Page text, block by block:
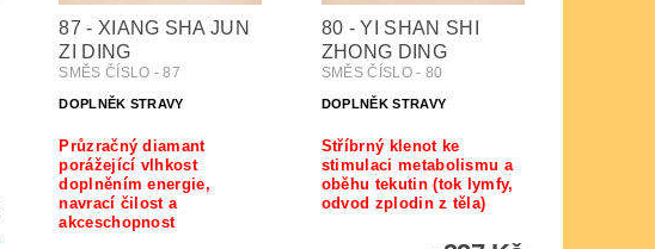
87 - XIANG SHA JUN
ZI DING
SMĚS ČÍSLO - 87
DOPLNĚK STRAVY
Průzračný diamant
porážející vlhkost
doplněním energie,
navrací čilost a
akceschopnost
80 - YI SHAN SHI
ZHONG DING
SMĚS ČÍSLO - 80
DOPLNĚK STRAVY
Stříbrný klenot ke
stimulaci metabolismu a
oběhu tekutin (tok lymfy,
odvod zplodin z těla)